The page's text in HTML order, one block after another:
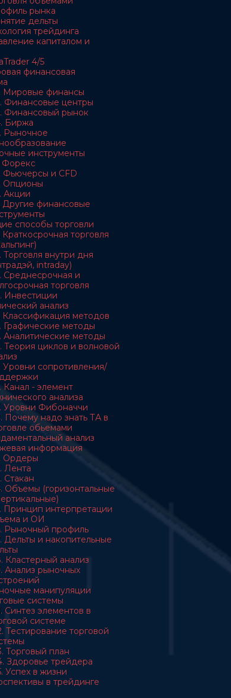
рынка
дельты
трейдинга
капиталом и
4/5
финансовая
Мировые финансы
Финансовые центры
Финансовый рынок
Биржа
Рыночное
инструменты
Форекс
Фьючерсы и CFD
Опционы
Акции
Другие финансовые
способы торговли
Краткосрочная торговля
Торговля внутри дня
intraday)
Среднесрочная и
торговля
Инвестиции
анализ
Классификация методов
Графические методы
Аналитические методы
Теория циклов и волновой
Уровни сопротивления/
Канал - элемент
анализа
Уровни Фибоначчи
Почему надо знать ТА в
обьемами
анализ
информация
Ордеры
Лента
Стакан
Объемы (горизонтальные
Принцип интерпретации
и ОИ
Рыночный профиль
Дельты и накопительные
Кластерный анализ
Анализ рыночных
манипуляции
системы
Синтез элементов в
системе
Тестирование торговой
Торговый план
Здоровье трейдера
Успех в жизни
в трейдинге